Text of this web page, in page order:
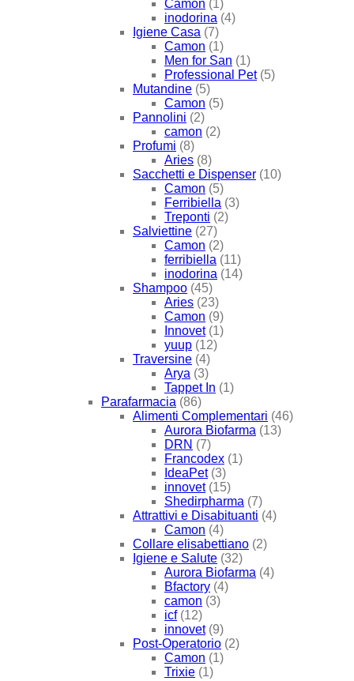
Camon (1)
inodorina (4)
Igiene Casa (7)
Camon (1)
Men for San (1)
Professional Pet (5)
Mutandine (5)
Camon (5)
Pannolini (2)
camon (2)
Profumi (8)
Aries (8)
Sacchetti e Dispenser (10)
Camon (5)
Ferribiella (3)
Treponti (2)
Salviettine (27)
Camon (2)
ferribiella (11)
inodorina (14)
Shampoo (45)
Aries (23)
Camon (9)
Innovet (1)
yuup (12)
Traversine (4)
Arya (3)
Tappet In (1)
Parafarmacia (86)
Alimenti Complementari (46)
Aurora Biofarma (13)
DRN (7)
Francodex (1)
IdeaPet (3)
innovet (15)
Shedirpharma (7)
Attrattivi e Disabituanti (4)
Camon (4)
Collare elisabettiano (2)
Igiene e Salute (32)
Aurora Biofarma (4)
Bfactory (4)
camon (3)
icf (12)
innovet (9)
Post-Operatorio (2)
Camon (1)
Trixie (1)